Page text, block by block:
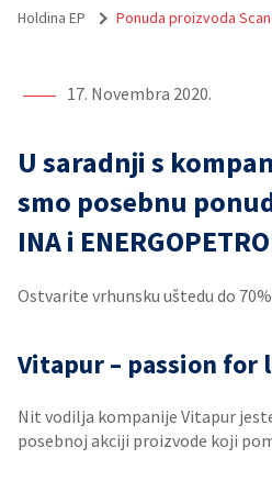
Holdina EP Ponuda proizvoda
17. Novembra 2020.
U saradnji s
smo posebnu
INA i
Ostvarite vrhunsku uštedu do
Vitapur – passion for
Nit vodilja kompanije Vitapur
posebnoj akciji proizvode koji